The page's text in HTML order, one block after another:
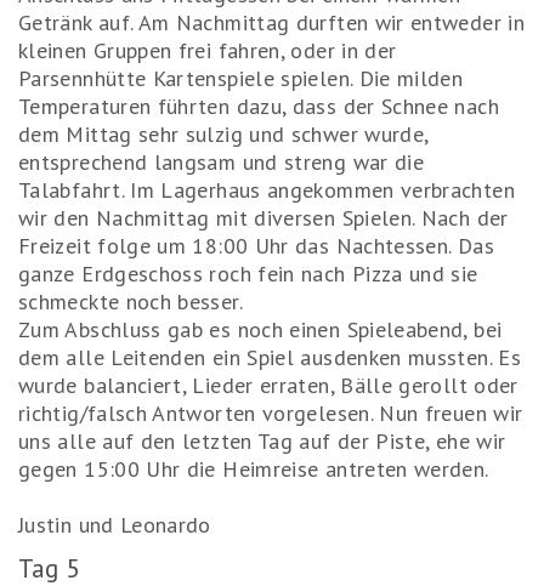
Getränk auf. Am Nachmittag durften wir entweder in
kleinen Gruppen frei fahren, oder in der
Parsennhütte Kartenspiele spielen. Die milden
Temperaturen führten dazu, dass der Schnee nach
dem Mittag sehr sulzig und schwer wurde,
entsprechend langsam und streng war die
Talabfahrt. Im Lagerhaus angekommen verbrachten
wir den Nachmittag mit diversen Spielen. Nach der
Freizeit folge um 18:00 Uhr das Nachtessen. Das
ganze Erdgeschoss roch fein nach Pizza und sie
schmeckte noch besser.
Zum Abschluss gab es noch einen Spieleabend, bei
dem alle Leitenden ein Spiel ausdenken mussten. Es
wurde balanciert, Lieder erraten, Bälle gerollt oder
richtig/falsch Antworten vorgelesen. Nun freuen wir
uns alle auf den letzten Tag auf der Piste, ehe wir
gegen 15:00 Uhr die Heimreise antreten werden.
Justin und Leonardo
Tag 5